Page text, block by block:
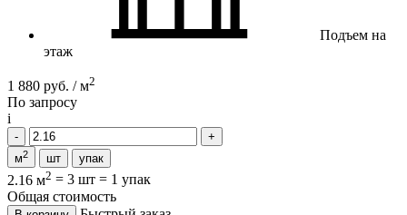
Подъем на
этаж
1 880 руб. / м2
По запросу
i
м2 шт упак
2.16 м2 = 3 шт = 1 упак
Общая стоимость